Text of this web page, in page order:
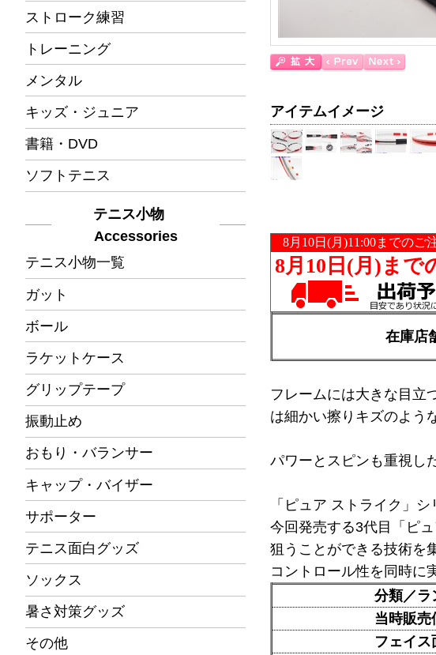
ストローク練習
トレーニング
メンタル
キッズ・ジュニア
書籍・DVD
ソフトテニス
テニス小物
Accessories
テニス小物一覧
ガット
ボール
ラケットケース
グリップテープ
振動止め
おもり・バランサー
キャップ・バイザー
サポーター
テニス面白グッズ
ソックス
暑さ対策グッズ
その他
アイテムイメージ
在庫店
フレームには大きな目立
は細かい擦りキズのよう
パワーとスピンも重視し
「ピュア ストライク」
今回発売する3代目「ピ
狙うことができる技術を
コントロール性を同時に
分類／ラ
当時販売
フェイス